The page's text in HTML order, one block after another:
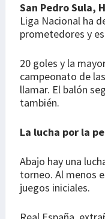
San Pedro Sula,
Liga Nacional ha
prometedores y
20 goles y la
campeonato de
llamar. El balón
también.
La lucha por la
Abajo hay una
torneo. Al menos
juegos iniciales.